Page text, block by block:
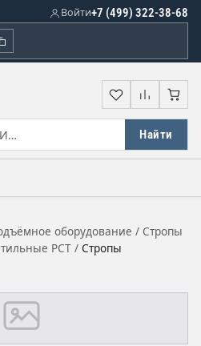
+7 (499) 322-38-68
Войти
Найти
Избранное
оборудование / Стропы
РСТ / Стропы